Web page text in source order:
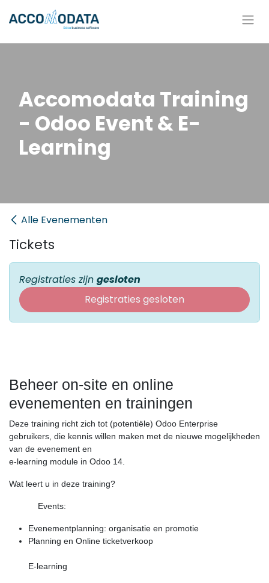
Overslaan naar inhoud
Accomodata Training
- Odoo Event & E-
Learning
Alle Evenementen
Tickets
Registraties zijn gesloten
Registraties gesloten
Beheer on-site en online
evenementen en trainingen
Deze training richt zich tot (potentiële) Odoo Enterprise
gebruikers, die kennis willen maken met de nieuwe mogelijkheden
van de evenement en
e-learning module in Odoo 14.
Wat leert u in deze training?
Events:
Evenementplanning: organisatie en promotie
Planning en Online ticketverkoop
E-learning